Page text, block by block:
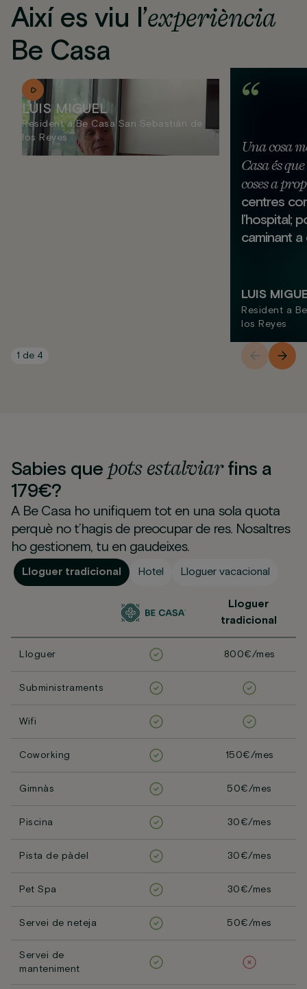
Així es viu l’experiència
Be Casa
LUIS MIGUEL
Resident a Be Casa San Sebastián de
los Reyes
Una cosa
Casa és
coses a prop
centres
l’hospital;
caminant a
LUIS
Resident a
los Reyes
1 de 4
Sabies que pots estalviarfins a
179€?
A Be Casa ho unifiquem tot en una sola quota
perquè no t’hagis de preocupar de res. Nosaltres
ho gestionem, tu en gaudeixes.
Lloguer tradicional Hotel Lloguer vacacional
Lloguer
tradicional
Lloguer 800€/mes
Subministraments
Wifi
Coworking 150€/mes
Gimnàs 50€/mes
Piscina 30€/mes
Pista de pàdel 30€/mes
Pet Spa 30€/mes
Servei de neteja 50€/mes
Servei de
manteniment